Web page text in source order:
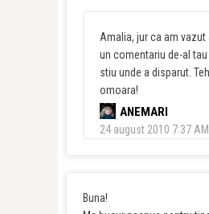
Amalia, jur ca am vazut
un comentariu de-al tau
stiu unde a disparut.
omoara!
ANEMARI
24 august 2010 7:37 AM
Buna!